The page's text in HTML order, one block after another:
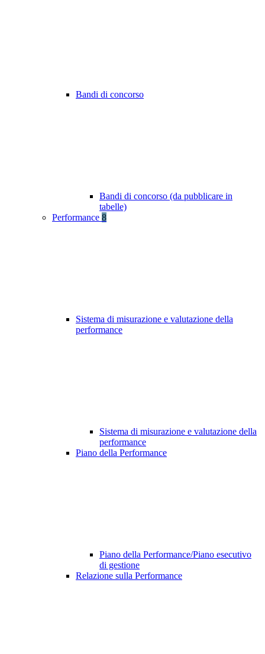
Bandi di concorso
Bandi di concorso (da pubblicare in
tabelle)
Performance 8
Sistema di misurazione e valutazione della
performance
Sistema di misurazione e valutazione della
performance
Piano della Performance
Piano della Performance/Piano esecutivo
di gestione
Relazione sulla Performance